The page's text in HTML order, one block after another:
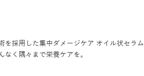
を採用した集中ダメージケア オイル状セラム
なく隅々まで栄養ケアを。